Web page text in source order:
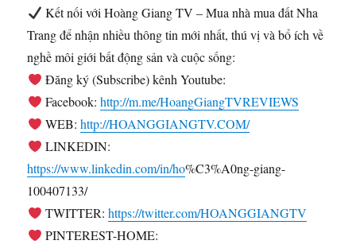
Kết nối với Hoàng Giang TV – Mua nhà mua đất Nha
Trang để nhận nhiều thông tin mới nhất, thú vị và bổ ích về
nghề môi giới bất động sản và cuộc sống:
Đăng ký (Subscribe) kênh Youtube:
Facebook: http://m.me/HoangGiangTVREVIEWS
WEB: http://HOANGGIANGTV.COM/
LINKEDIN:
https://www.linkedin.com/in/ho%C3%A0ng-giang-
100407133/
TWITTER: https://twitter.com/HOANGGIANGTV
PINTEREST-HOME: